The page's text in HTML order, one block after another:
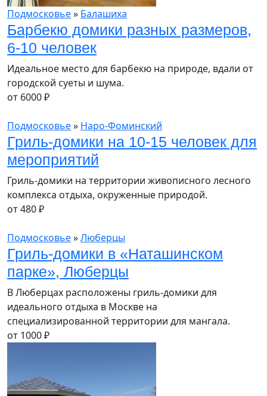
Подмосковье» Балашиха
Барбекю домики разных размеров,
6-10 человек
Идеальное место для барбекю на природе, вдали от
городской суеты и шума.
от 6000₽
Подмосковье» Наро-Фоминский
Гриль-домики на 10-15 человек для
мероприятий
Гриль-домики на территории живописного лесного
комплекса отдыха, окруженные природой.
от480₽
Подмосковье»Люберцы
Гриль-домики в «Наташинском
парке», Люберцы
В Люберцах расположены гриль-домики для
идеального отдыха в Москве на
специализированной территории для мангала.
от 1000₽